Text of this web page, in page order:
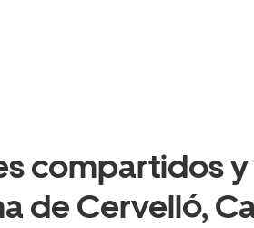
compartidos
de Cervelló,